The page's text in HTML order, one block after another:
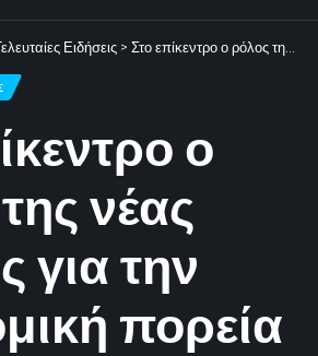
Ειδήσεις > Στο επίκεντρο ο ρόλος της νέας Βουλής για την οικονομική πορεία της χώρας.
ο
νέας
για την
πορεία